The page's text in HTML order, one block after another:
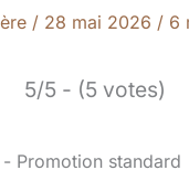
/ 28 mai 2026 / 6
5/5 - (5 votes)